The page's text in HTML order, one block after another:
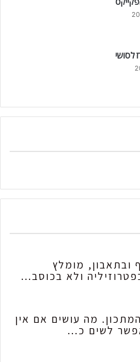
לסושי
ובתאבון, מומלץ
ולא בכוסב...
מה עושים אם אין
לשים כ...